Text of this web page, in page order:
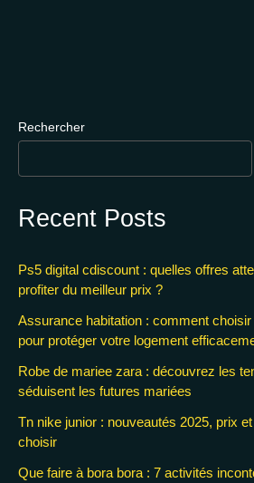
Rechercher
Recent Posts
Ps5 digital cdiscount : quelles offres
profiter du meilleur prix ?
Assurance habitation : comment
pour protéger votre logement
Robe de mariee zara : découvrez les
séduisent les futures mariées
Tn nike junior : nouveautés 2025, prix
choisir
Que faire à bora bora : 7 activités